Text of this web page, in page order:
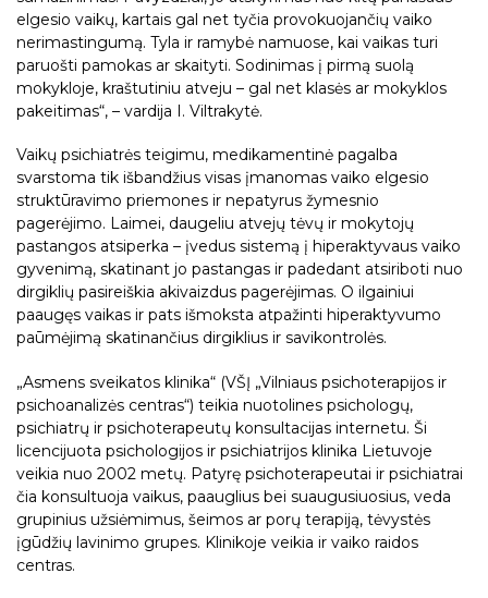
elgesio vaikų, kartais gal net tyčia provokuojančių vaiko
nerimastingumą. Tyla ir ramybė namuose, kai vaikas turi
paruošti pamokas ar skaityti. Sodinimas į pirmą suolą
mokykloje, kraštutiniu atveju – gal net klasės ar mokyklos
pakeitimas“, – vardija I. Viltrakytė.
Vaikų psichiatrės teigimu, medikamentinė pagalba
svarstoma tik išbandžius visas įmanomas vaiko elgesio
struktūravimo priemones ir nepatyrus žymesnio
pagerėjimo. Laimei, daugeliu atvejų tėvų ir mokytojų
pastangos atsiperka – įvedus sistemą į hiperaktyvaus vaiko
gyvenimą, skatinant jo pastangas ir padedant atsiriboti nuo
dirgiklių pasireiškia akivaizdus pagerėjimas. O ilgainiui
paaugęs vaikas ir pats išmoksta atpažinti hiperaktyvumo
paūmėjimą skatinančius dirgiklius ir savikontrolės.
„Asmens sveikatos klinika“ (VŠĮ „Vilniaus psichoterapijos ir
psichoanalizės centras“) teikia nuotolines psichologų,
psichiatrų ir psichoterapeutų konsultacijas internetu. Ši
licencijuota psichologijos ir psichiatrijos klinika Lietuvoje
veikia nuo 2002 metų. Patyrę psichoterapeutai ir psichiatrai
čia konsultuoja vaikus, paauglius bei suaugusiuosius, veda
grupinius užsiėmimus, šeimos ar porų terapiją, tėvystės
įgūdžių lavinimo grupes. Klinikoje veikia ir vaiko raidos
centras.